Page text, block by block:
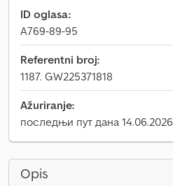
ID oglasa:
A769-89-95
Referentni broj:
1187. GW225371818
Ažuriranje:
последњи пут дана 14.06.2026
Opis